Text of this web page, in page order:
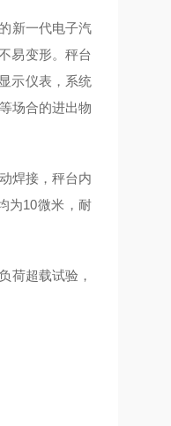
新一代电子汽
易变形。秤台
示仪表，系统
场合的进出物
焊接，秤台内
为10微米，耐
荷超载试验，